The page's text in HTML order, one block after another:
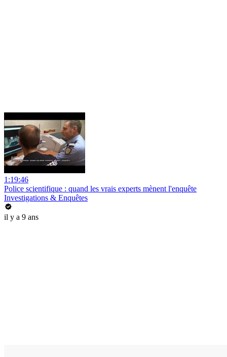
1:19:46
Police scientifique : quand les vrais experts mènent l'enquête
Investigations & Enquêtes
il y a 9 ans